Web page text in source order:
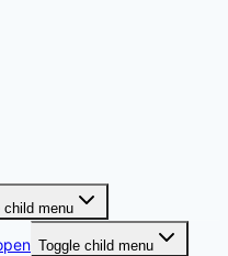
child menu
Toggle child menu